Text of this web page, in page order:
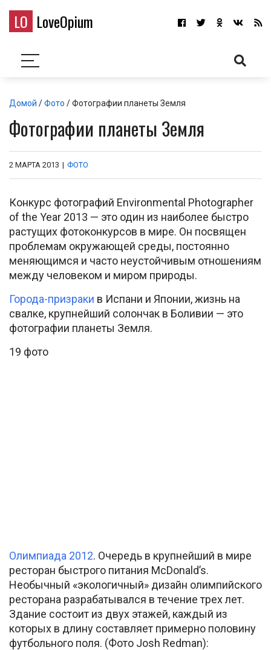
LO LoveOpium
Домой /Фото / Фотографии планеты Земля
Фотографии планеты Земля
2 МАРТА 2013 | ФОТО
Конкурс фотографий Environmental Photographer
of the Year 2013 — это один из наиболее быстро
растущих фотоконкурсов в мире. Он посвящен
проблемам окружающей среды, постоянно
меняющимся и часто неустойчивым отношениям
между человеком и миром природы.
Города-призраки в Испани и Японии, жизнь на
свалке, крупнейший солончак в Боливии — это
фотографии планеты Земля.
19 фото
Олимпиада 2012. Очередь в крупнейший в мире
ресторан быстрого питания McDonald’s.
Необычный «экологичный» дизайн олимпийского
ресторана разрабатывался в течение трех лет.
Здание состоит из двух этажей, каждый из
которых в длину составляет примерно половину
футбольного поля. (Фото Josh Redman):